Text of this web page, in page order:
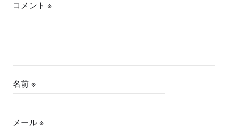
コメント ※
名前 ※
メール ※